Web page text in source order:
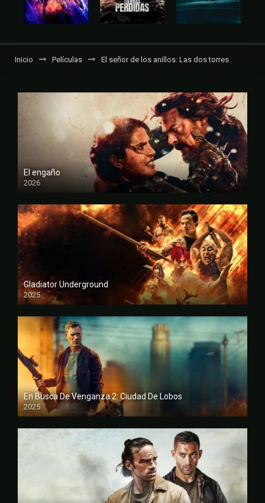
Inicio Películas El señor de los anillos: Las dos torres
El engaño
2026
FULL HD
Gladiator Underground
2025
FULL HD
En Busca De Venganza 2: Ciudad De Lobos
2025
FULL HD